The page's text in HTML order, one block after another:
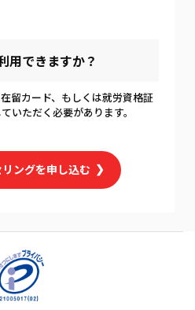
用できますか？
留カード、もしくは就労資格証
いただく必要があります。
ングを申し込む